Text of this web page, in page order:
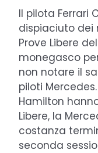
Il pilota Ferrari
dispiaciuto dei
Prove Libere
monegasco
non notare il
piloti
Hamilton
Libere, la
costanza
seconda